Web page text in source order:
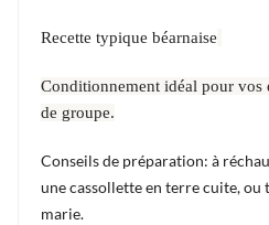
Recette typique béarnaise
Conditionnement idéal pour vos
de groupe.
Conseils de préparation: à
une cassollette en terre cuite, ou
marie.